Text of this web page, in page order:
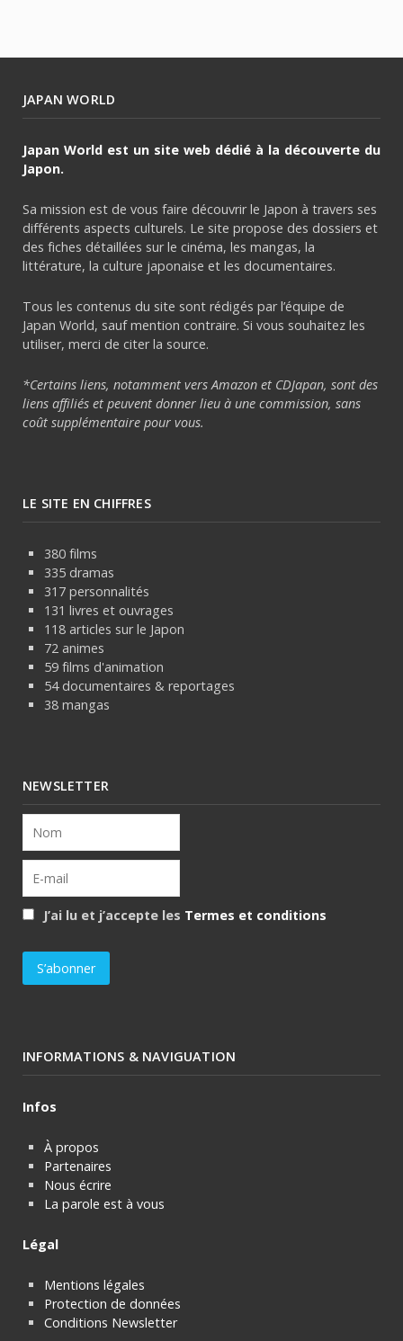
JAPAN WORLD
Japan World est un site web dédié à la découverte du
Japon.
Sa mission est de vous faire découvrir le Japon à travers ses
différents aspects culturels. Le site propose des dossiers et
des fiches détaillées sur le cinéma, les mangas, la
littérature, la culture japonaise et les documentaires.
Tous les contenus du site sont rédigés par l’équipe de
Japan World, sauf mention contraire. Si vous souhaitez les
utiliser, merci de citer la source.
*Certains liens, notamment vers Amazon et CDJapan, sont des
liens affiliés et peuvent donner lieu à une commission, sans
coût supplémentaire pour vous.
LE SITE EN CHIFFRES
380 films
335 dramas
317 personnalités
131 livres et ouvrages
118 articles sur le Japon
72 animes
59 films d'animation
54 documentaires & reportages
38 mangas
NEWSLETTER
J’ai lu et j’accepte les Termes et conditions
INFORMATIONS & NAVIGUATION
Infos
À propos
Partenaires
Nous écrire
La parole est à vous
Légal
Mentions légales
Protection de données
Conditions Newsletter